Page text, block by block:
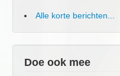
Alle korte berichten...
Doe ook mee